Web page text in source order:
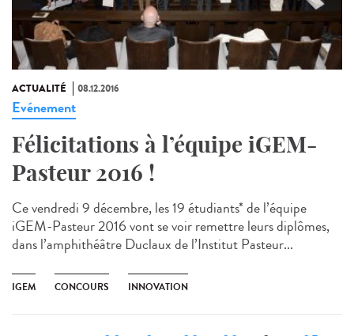
ACTUALITÉ 08.12.2016
Evénement
Félicitations à l’équipe iGEM-
Pasteur 2016 !
Ce vendredi 9 décembre, les 19 étudiants* de l’équipe
iGEM-Pasteur 2016 vont se voir remettre leurs diplômes,
dans l’amphithéâtre Duclaux de l’Institut Pasteur...
IGEM CONCOURS INNOVATION